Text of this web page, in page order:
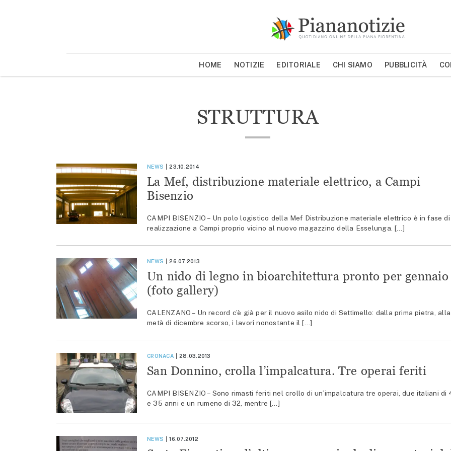
MOSTRA/NASCONDI CERCA
HOME NOTIZIE EDITORIALE CHI SIAMO PUBBLICITÀ
STRUTTURA
NEWS 23.10.2014
La Mef, distribuzione materiale elettrico, a Campi
Bisenzio
CAMPI BISENZIO – Un polo logistico della Mef Distribuzione materiale elettrico è in fase di
realizzazione a Campi proprio vicino al nuovo magazzino della Esselunga. […]
NEWS 26.07.2013
Un nido di legno in bioarchitettura pronto per gennaio
(foto gallery)
CALENZANO – Un record c’è già per il nuovo asilo nido di Settimello: dalla prima pietra, alla
metà di dicembre scorso, i lavori nonostante il […]
CRONACA 28.03.2013
San Donnino, crolla l’impalcatura. Tre operai feriti
CAMPI BISENZIO – Sono rimasti feriti nel crollo di un’impalcatura tre operai, due italiani di
e 35 anni e un rumeno di 32, mentre […]
NEWS 16.07.2012